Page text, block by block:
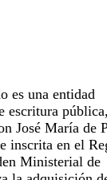
es una entidad
escritura
José María de
inscrita en el
Ministerial de